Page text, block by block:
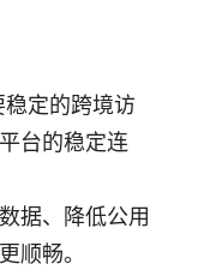
定的跨境访
台的稳定连
据、降低公用
顺畅。